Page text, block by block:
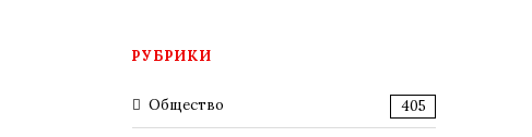
РУБРИКИ
Общество 405